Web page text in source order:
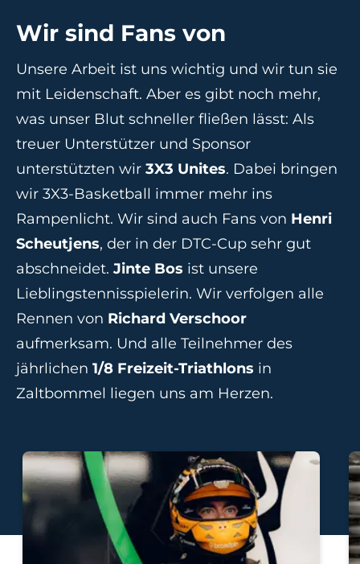
Wir sind Fans von
Unsere Arbeit ist uns wichtig und wir tun sie
mit Leidenschaft. Aber es gibt noch mehr,
was unser Blut schneller fließen lässt: Als
treuer Unterstützer und Sponsor
unterstützten wir 3X3 Unites. Dabei bringen
wir 3X3-Basketball immer mehr ins
Rampenlicht. Wir sind auch Fans von Henri
Scheutjens, der in der DTC-Cup sehr gut
abschneidet. Jinte Bos ist unsere
Lieblingstennisspielerin. Wir verfolgen alle
Rennen von Richard Verschoor
aufmerksam. Und alle Teilnehmer des
jährlichen 1/8 Freizeit-Triathlons in
Zaltbommel liegen uns am Herzen.